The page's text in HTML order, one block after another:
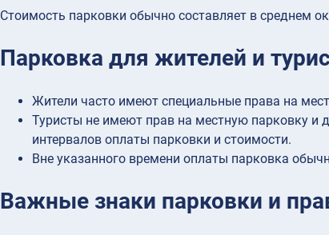
Стоимость парковки обычно составляет в среднем
Парковка для жителей и
Жители часто имеют специальные права на
Туристы не имеют прав на местную парковку и
интервалов оплаты парковки и стоимости.
Вне указанного времени оплаты парковка
Важные знаки парковки и